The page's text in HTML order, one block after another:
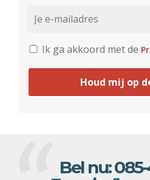
Ik ga akkoord met de
Houd mij op
Bel nu: